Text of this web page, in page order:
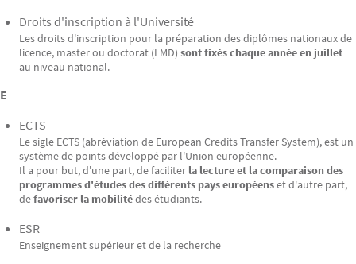
Droits d'inscription à l'Université
Les droits d'inscription pour la préparation des diplômes nationaux de
licence, master ou doctorat (LMD) sont fixés chaque année en juillet
au niveau national.
E
ECTS
Le sigle ECTS (abréviation de European Credits Transfer System), est un
système de points développé par l'Union européenne.
Il a pour but, d'une part, de faciliter la lecture et la comparaison des
programmes d'études des différents pays européenset d'autre part,
defavoriser la mobilitédes étudiants.
ESR
Enseignement supérieur et de la recherche